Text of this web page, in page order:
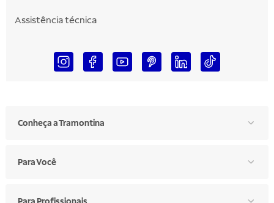
Assistência técnica
Conheça a Tramontina
Para Você